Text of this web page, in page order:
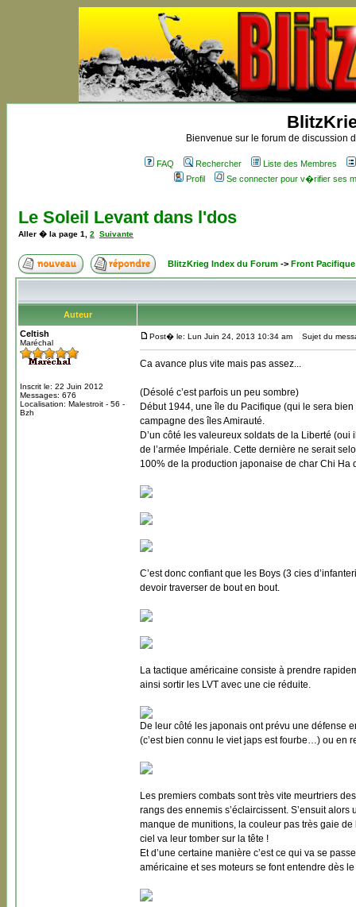
Bienvenue sur le forum de discussion
FAQ Rechercher
Liste des Membres
Profil
Se connecter pour v�rifier ses
Le Soleil Levant dans l'dos
Aller � la page 1 2 Suivante
BlitzKrieg Index du Forum -> Front Pacifique
Auteur
Celtish
Maréchal
Inscrit le: 22 Juin 2012
Messages: 676
Localisation: Malestroit - 56 -
Bzh
Post� le: Lun Juin 24, 2013 10:34 am Sujet du
Ca avance plus vite mais pas assez...
(Désolé c’est parfois un peu sombre)
Début 1944, une île du Pacifique (qui le sera
campagne des îles Amirauté.
D’un côté les valeureux soldats de la Liberté
de l’armée Impériale. Cette dernière ne serait
100% de la production japonaise de char Chi
C’est donc confiant que les Boys (3 cies
devoir traverser de bout en bout.
La tactique américaine consiste à prendre
ainsi sortir les LVT avec une cie réduite.
De leur côté les japonais ont prévu une défense
(c’est bien connu le viet japs est fourbe…) ou en
Les premiers combats sont très vite meurtriers
rangs des ennemis s’éclaircissent. S’ensuit
manque de munitions, la couleur pas très gaie
ciel va leur tomber sur la tête !
Et d’une certaine manière c’est ce qui va se
américaine et ses moteurs se font entendre dès